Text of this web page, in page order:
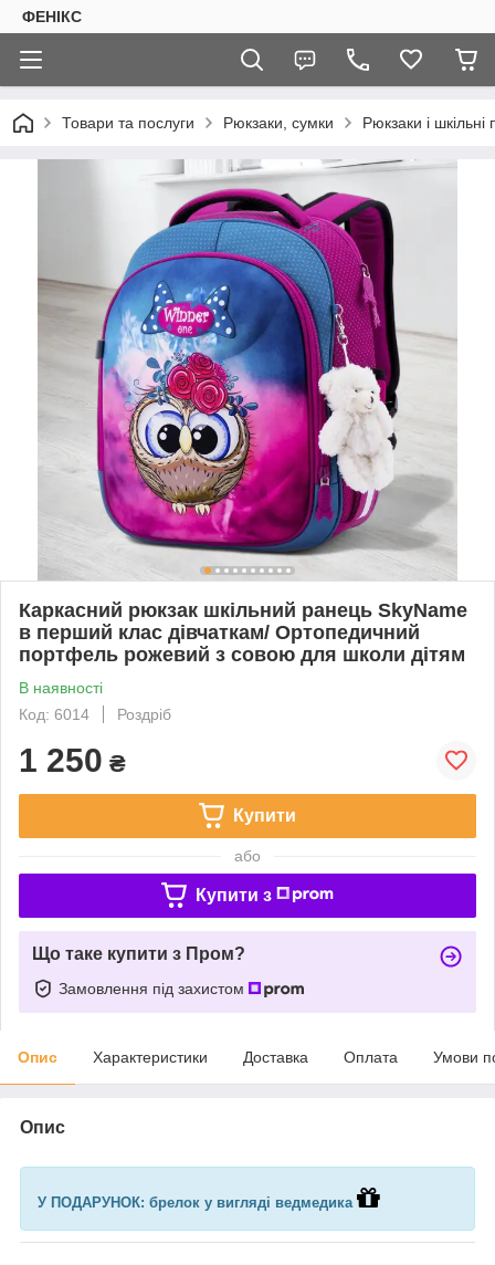
ФЕНІКС
Товари та послуги Рюкзаки, сумки Рюкзаки і шкільні
Каркасний рюкзак шкільний ранець SkyName
в перший клас дівчаткам/ Ортопедичний
портфель рожевий з совою для школи дітям
В наявності
Код: 6014
Роздріб
1 250 ₴
Купити
або
Купити з
Що таке купити з Пром?
Замовлення під захистом
Опис Характеристики Доставка Оплата Умови
Опис
У ПОДАРУНОК: брелок у вигляді ведмедика